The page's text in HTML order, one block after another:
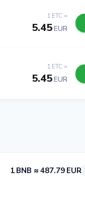
1 ETC =
5.45EUR
1 ETC =
5.45EUR
1 BNB ≈ 487.79 EUR